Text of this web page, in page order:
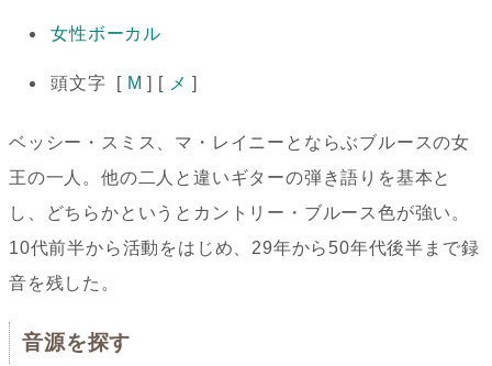
女性ボーカル
頭文字 [ M ] [ メ ]
ベッシー・スミス、マ・レイニーとならぶブルースの女
王の一人。他の二人と違いギターの弾き語りを基本と
し、どちらかというとカントリー・ブルース色が強い。
10代前半から活動をはじめ、29年から50年代後半まで録
音を残した。
音源を探す